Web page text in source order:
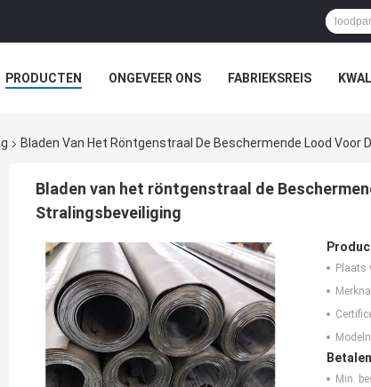
PRODUCTEN ONGEVEER ONS FABRIEKSREIS
Bladen Van Het Röntgenstraal De Beschermende Lood Voor
Bladen van het röntgenstraal de
Stralingsbeveiliging
Plaats
Min.